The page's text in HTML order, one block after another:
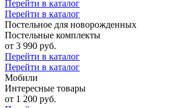
Перейти в каталог
Перейти в каталог
Постельное для новорожденных
Постельные комплекты
от 3 990 руб.
Перейти в каталог
Перейти в каталог
Мобили
Интересные товары
от 1 200 руб.